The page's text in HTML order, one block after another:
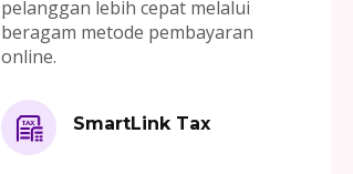
pelanggan lebih cepat melalui
beragam metode pembayaran
online.
SmartLink Tax